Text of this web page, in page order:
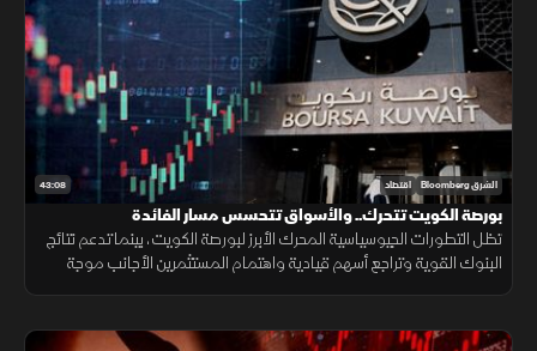
43:08 الشرق Bloomberg اقتصاد
بورصة الكويت تتحرك.. والأسواق تتحسس مسار الفائدة
تظل التطورات الجيوسياسية المحرك الأبرز لبورصة الكويت، بينما تدعم نتائج
البنوك القوية وتراجع أسهم قيادية واهتمام المستثمرين الأجانب موجة